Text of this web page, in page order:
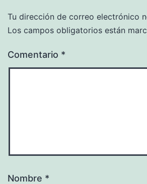
Tu dirección de correo electrónico
Los campos obligatorios están
Comentario *
Nombre *